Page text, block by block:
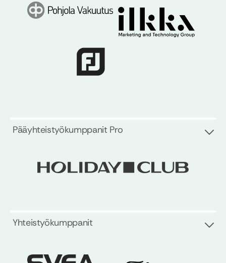
Pääyhteistyökumppanit Pro
Yhteistyökumppanit